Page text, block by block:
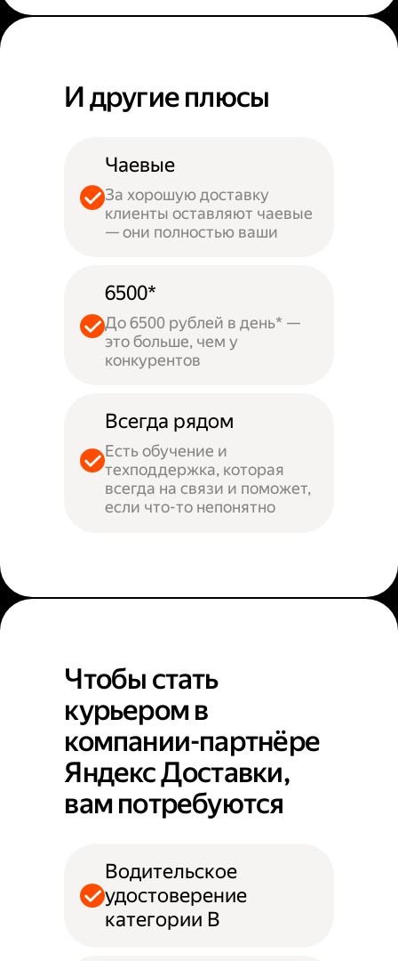
И другие плюсы
Чаевые
За хорошую доставку
клиенты оставляют чаевые
— они полностью ваши
6500*
До 6500 рублей в день* —
это больше, чем у
конкурентов
Всегда рядом
Есть обучение и
техподдержка, которая
всегда на связи и поможет,
если что-то непонятно
Чтобы стать
курьером в
компании-партнёре
Яндекс Доставки,
вам потребуются
Водительское
удостоверение
категории B